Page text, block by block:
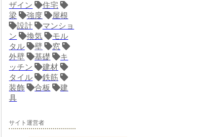
ザイン
住宅
梁
強度
屋根
設計
マンショ
ン
換気
モル
タル
壁
窓
外壁
基礎
キ
ッチン
建材
タイル
鉄筋
装飾
合板
建
具
サイト運営者